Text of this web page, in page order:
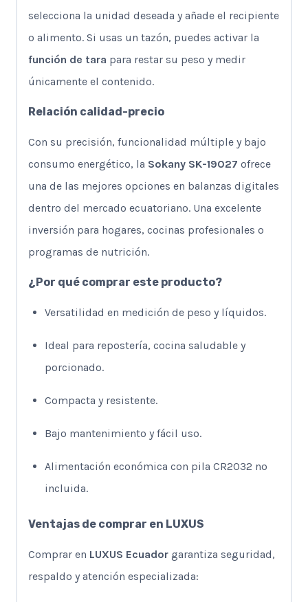
selecciona la unidad deseada y añade el recipiente
o alimento. Si usas un tazón, puedes activar la
función de tara para restar su peso y medir
únicamente el contenido.
Relación calidad-precio
Con su precisión, funcionalidad múltiple y bajo
consumo energético, la Sokany SK-19027 ofrece
una de las mejores opciones en balanzas digitales
dentro del mercado ecuatoriano. Una excelente
inversión para hogares, cocinas profesionales o
programas de nutrición.
¿Por qué comprar este producto?
Versatilidad en medición de peso y líquidos.
Ideal para repostería, cocina saludable y
porcionado.
Compacta y resistente.
Bajo mantenimiento y fácil uso.
Alimentación económica con pila CR2032 no
incluida.
Ventajas de comprar en LUXUS
Comprar en LUXUS Ecuador garantiza seguridad,
respaldo y atención especializada: